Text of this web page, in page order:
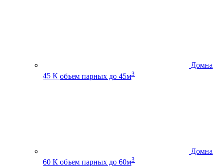
Домна
45 К объем парных до 45м3
Домна
60 К объем парных до 60м3